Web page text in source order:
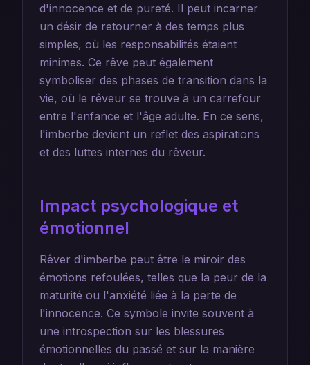
d'innocence et de pureté. Il peut incarner
un désir de retourner à des temps plus
simples, où les responsabilités étaient
minimes. Ce rêve peut également
symboliser des phases de transition dans la
vie, où le rêveur se trouve à un carrefour
entre l'enfance et l'âge adulte. En ce sens,
l'imberbe devient un reflet des aspirations
et des luttes internes du rêveur.
Impact psychologique et
émotionnel
Rêver d'imberbe peut être le miroir des
émotions refoulées, telles que la peur de la
maturité ou l'anxiété liée à la perte de
l'innocence. Ce symbole invite souvent à
une introspection sur les blessures
émotionnelles du passé et sur la manière